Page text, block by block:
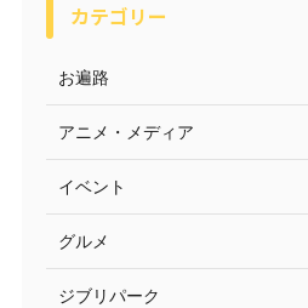
カテゴリー
お遍路
アニメ・メディア
イベント
グルメ
ジブリパーク